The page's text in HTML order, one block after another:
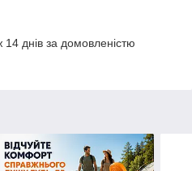
днів за домовленістю